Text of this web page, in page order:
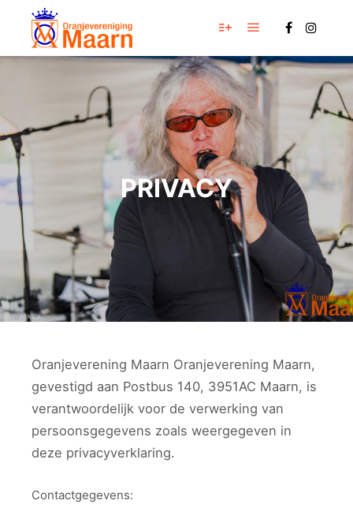
PRIVACY
Oranjeverening Maarn Oranjeverening Maarn,
gevestigd aan Postbus 140, 3951AC Maarn, is
verantwoordelijk voor de verwerking van
persoonsgegevens zoals weergegeven in
deze privacyverklaring.
Contactgegevens: